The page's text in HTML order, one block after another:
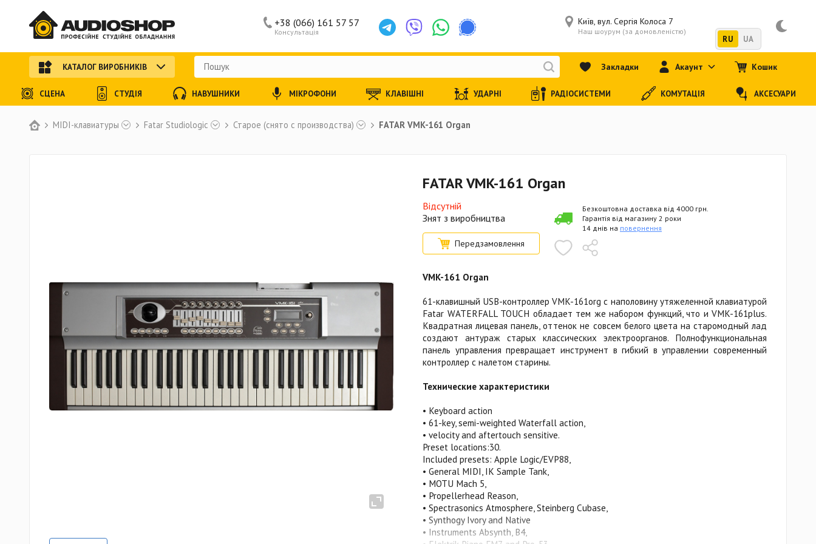
MIDI-клавиатуры Fatar Studiologic Старое (снято с производства) FATAR VMK-161 Organ
FATAR VMK-161 Organ
Відсутній
Знят з виробництва
Передзамовлення
Безкоштовна доставка від 4000 грн.
Гарантія від магазину 2 роки
14 днів на повернення
VMK-161 Organ
61-клавишный USB-контроллер VMK-161org с наполовину утяжеленной клавиатурой
Fatar WATERFALL TOUCH обладает тем же набором функций, что и VMK-161plus.
Квадратная лицевая панель, оттенок не совсем белого цвета на старомодный лад
создают антураж старых классических электроорганов. Полнофункциональная
панель управления превращает инструмент в гибкий в управлении современный
контроллер с налетом старины.
Технические характеристики
• Keyboard action
• 61-key, semi-weighted Waterfall action,
• velocity and aftertouch sensitive.
Preset locations:30.
Included presets: Apple Logic/EVP88,
• General MIDI, IK Sample Tank,
• MOTU Mach 5,
• Propellerhead Reason,
• Spectrasonics Atmosphere, Steinberg Cubase,
• Synthogy Ivory and Native
• Instruments Absynth, B4,
Консультація
+38 (066) 161 57 57 Київ, вул. Сергія Колоса 7
Наш шоурум (за домовленістю)
RU UA
КАТАЛОГ ВИРОБНИКІВ Закладки Акаунт Кошик
СЦЕНА СТУДІЯ НАВУШНИКИ МІКРОФОНИ КЛАВІШНІ УДАРНІ РАДІОСИСТЕМИ КОМУТАЦІЯ АКСЕСУАРИ